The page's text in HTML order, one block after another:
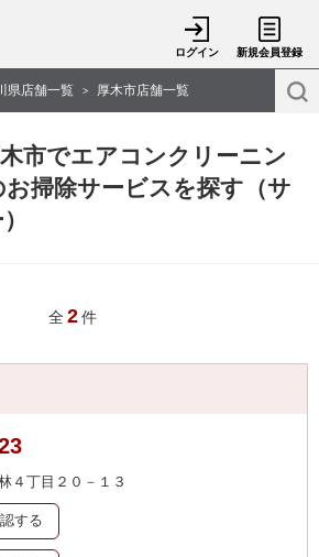
ログイン 新規会員登録
県店舗一覧 > 厚木市店舗一覧
市でエアコンクリーニン
掃除サービスを探す（サ
全2件
４丁目２０－１３
する